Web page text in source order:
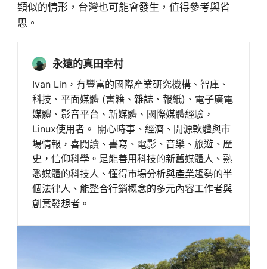
類似的情形，台灣也可能會發生，值得參考與省
思。
永遠的真田幸村
Ivan Lin，有豐富的國際產業研究機構、智庫、
科技、平面媒體 (書籍、雜誌、報紙)、電子廣電
媒體、影音平台、新媒體、國際媒體經驗，
Linux使用者。 關心時事、經濟、開源軟體與市
場情報，喜閱讀、書寫、電影、音樂、旅遊、歷
史，信仰科學。是能善用科技的新舊媒體人、熟
悉媒體的科技人、懂得市場分析與產業趨勢的半
個法律人、能整合行銷概念的多元內容工作者與
創意發想者。